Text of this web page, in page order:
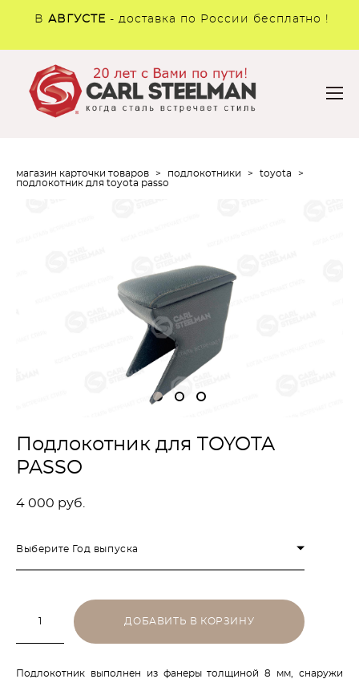
В АВГУСТЕ - доставка по России бесплатно !
магазин карточки товаров > подлокотники > toyota
>
подлокотник для toyota passo
Подлокотник для TOYOTA
PASSO
4 000 pуб.
Выберите Год выпуска
ДОБАВИТЬ В КОРЗИНУ
Подлокотник выполнен из фанеры толщиной 8 мм, снаружи